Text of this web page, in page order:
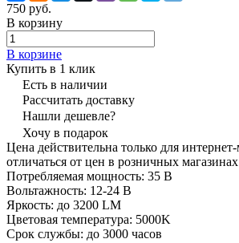
750 руб.
В корзину
В корзине
Купить в 1 клик
Есть в наличии
Рассчитать доставку
Нашли дешевле?
Хочу в подарок
Цена действительна только для
отличаться от цен в розничных магазинах
Потребляемая мощность: 35 В
Вольтажность: 12-24 В
Яркость: до 3200 LM
Цветовая температура: 5000K
Срок службы: до 3000 часов